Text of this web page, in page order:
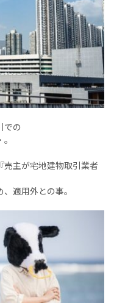
での
売主が宅地建物取引業者
適用外との事。